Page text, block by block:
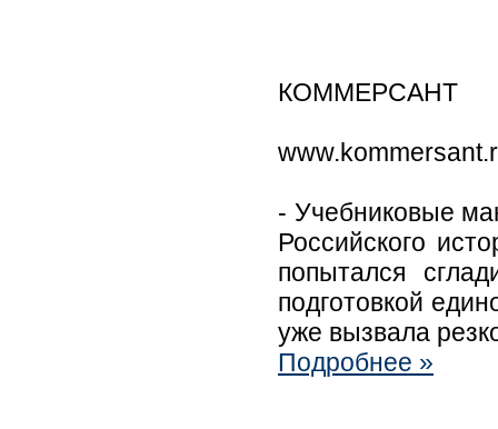
КОММЕРСАНТ
- Учебниковые
Российского
попытался
подготовкой
уже вызвала
Подробнее »